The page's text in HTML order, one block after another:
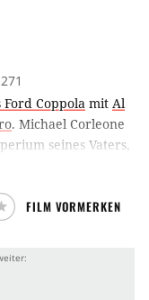
271
Ford Coppola mit Al
. Michael Corleone
seines Vaters,
– auch in
FILM VORMERKEN